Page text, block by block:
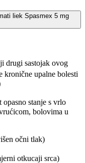
liek Spasmex 5 mg
drugi sastojak ovog
kronične upalne bolesti
stanje s vrlo
bolovima u
očni tlak)
otkucaji srca)